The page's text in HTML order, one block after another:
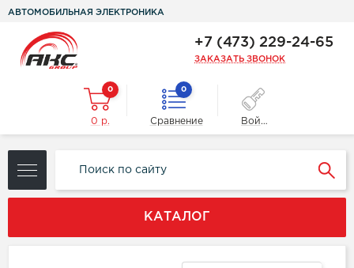
АВТОМОБИЛЬНАЯ ЭЛЕКТРОНИКА
+7 (473) 229-24-65
ЗАКАЗАТЬ ЗВОНОК
0
0 р.
0
Сравнение Войти
КАТАЛОГ